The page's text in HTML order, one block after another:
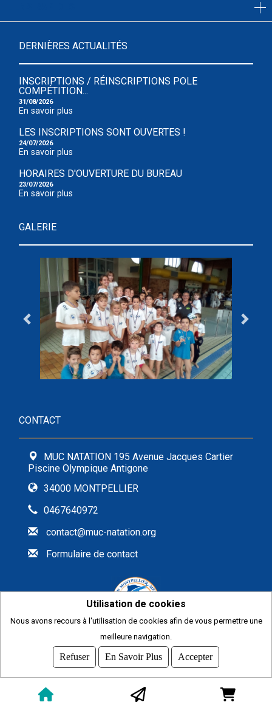
DERNIÈRES ACTUALITÉS
INSCRIPTIONS / RÉINSCRIPTIONS POLE
COMPÉTITION...
31/08/2026
En savoir plus
LES INSCRIPTIONS SONT OUVERTES !
24/07/2026
En savoir plus
HORAIRES D'OUVERTURE DU BUREAU
23/07/2026
En savoir plus
GALERIE
CONTACT
MUC NATATION 195 Avenue Jacques Cartier
Piscine Olympique Antigone
34000 MONTPELLIER
0467640972
contact@muc-natation.org
Formulaire de contact
2026
© COMITI -CGVU
OPTIMISÉ POUR CHROME ET FIREFOX
Utilisation de cookies
Nous avons recours à l'utilisation de cookies afin de vous permettre une
meilleure navigation.
Refuser En Savoir Plus Accepter